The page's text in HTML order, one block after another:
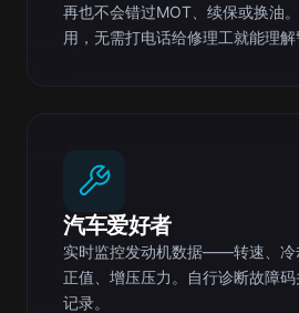
再也不会错过MOT、续保或换油
用，无需打电话给修理工就能理解
汽车爱好者
实时监控发动机数据——转速、冷
正值、增压压力。自行诊断故障
记录。